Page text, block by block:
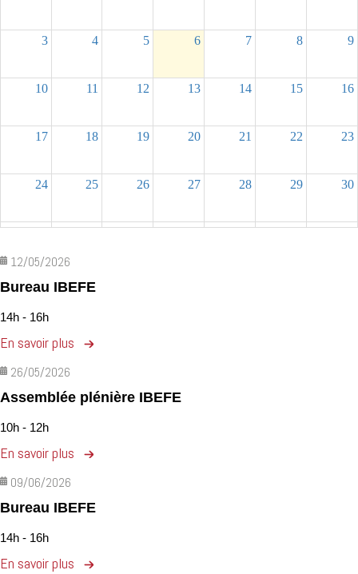
3 4 5 6 7 8 9
10 11 12 13 14 15 16
17 18 19 20 21 22 23
24 25 26 27 28 29 30
31 1 2 3 4 5 6
12/05/2026
Bureau IBEFE
14h - 16h
En savoir plus
26/05/2026
Assemblée plénière IBEFE
10h - 12h
En savoir plus
09/06/2026
Bureau IBEFE
14h - 16h
En savoir plus